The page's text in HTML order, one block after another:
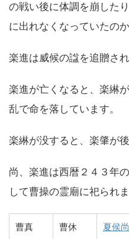
の戦い後に体調を崩した
に出れなくなっていたの
楽進は威候の諡を追贈され
楽進が亡くなると、楽綝
乱で命を落しています。
楽綝が没すると、楽肇が
尚、楽進は西暦２４３年
して曹操の霊廟に祀られま
曹真 曹休 夏侯尚